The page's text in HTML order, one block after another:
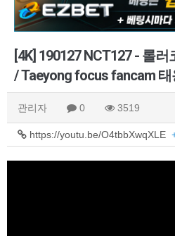
[4K] 190127 NCT127 - 롤
/ Taeyong focus fancam
관리자 0 3519
https://youtu.be/O4tbbXwqXLE